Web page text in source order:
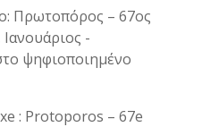
Πρωτοπόρος – 67ος
-
ψηφιοποιημένο
: Protoporos – 67e